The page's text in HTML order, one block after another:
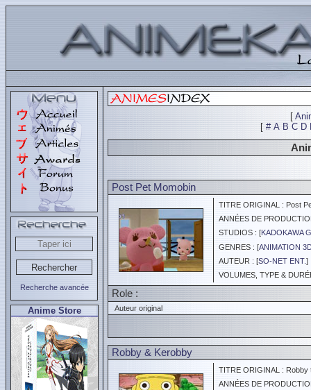
Recherche avancée
Anime Store
[
[ # A B C D
Post Pet Momobin
TITRE ORIGINAL : Post
ANNÉES DE
STUDIOS : [KADOKAWA
GENRES : [ANIMATION
AUTEUR : [SO-NET ENT.]
VOLUMES, TYPE &
Role :
Auteur original
Robby & Kerobby
TITRE ORIGINAL : Robby
ANNÉES DE